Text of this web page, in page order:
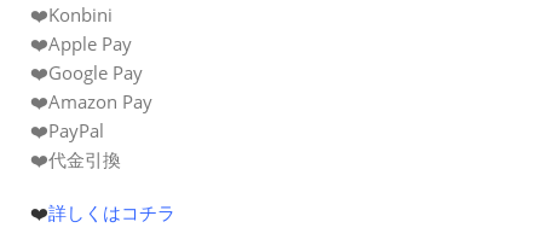
❤️Konbini
❤️Apple Pay
❤️Google Pay
❤️Amazon Pay
❤️PayPal
❤️代金引換
❤️詳しくはコチラ